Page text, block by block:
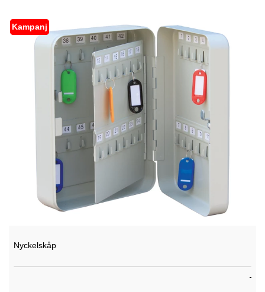
Kampanj
Nyckelskåp